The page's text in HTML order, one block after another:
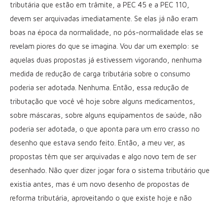
tributária que estão em trâmite, a PEC 45 e a PEC 110,
devem ser arquivadas imediatamente. Se elas já não eram
boas na época da normalidade, no pós-normalidade elas se
revelam piores do que se imagina. Vou dar um exemplo: se
aquelas duas propostas já estivessem vigorando, nenhuma
medida de redução de carga tributária sobre o consumo
poderia ser adotada. Nenhuma. Então, essa redução de
tributação que você vê hoje sobre alguns medicamentos,
sobre máscaras, sobre alguns equipamentos de saúde, não
poderia ser adotada, o que aponta para um erro crasso no
desenho que estava sendo feito. Então, a meu ver, as
propostas têm que ser arquivadas e algo novo tem de ser
desenhado. Não quer dizer jogar fora o sistema tributário que
existia antes, mas é um novo desenho de propostas de
reforma tributária, aproveitando o que existe hoje e não